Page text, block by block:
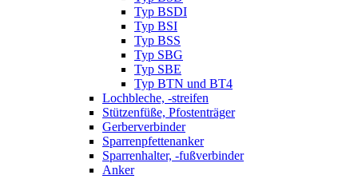
Typ BSDI
Typ BSI
Typ BSS
Typ SBG
Typ SBE
Typ BTN und BT4
Lochbleche, -streifen
Stützenfüße, Pfostenträger
Gerberverbinder
Sparrenpfettenanker
Sparrenhalter, -fußverbinder
Anker